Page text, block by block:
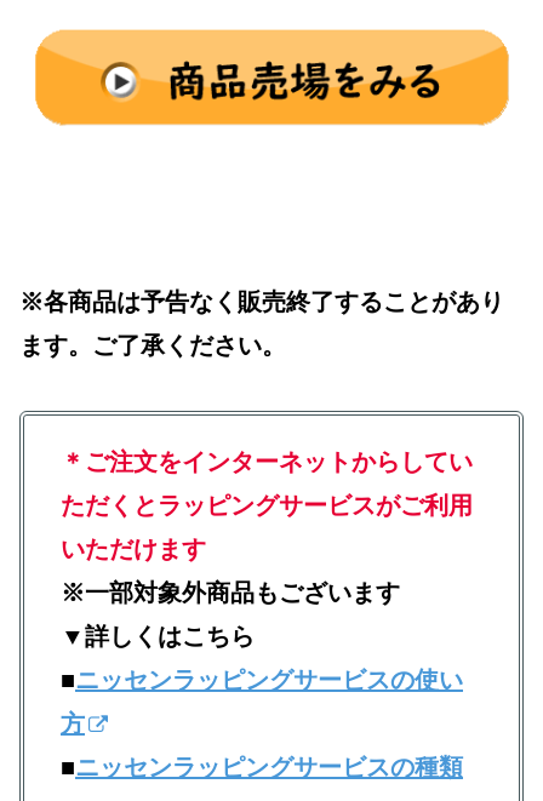
※各商品は予告なく販売終了することがあり
ます。ご了承ください。
＊ご注文をインターネットからしてい
ただくとラッピングサービスがご利用
いただけます
※一部対象外商品もございます
▼詳しくはこちら
■ニッセンラッピングサービスの使い
方
■ニッセンラッピングサービスの種類